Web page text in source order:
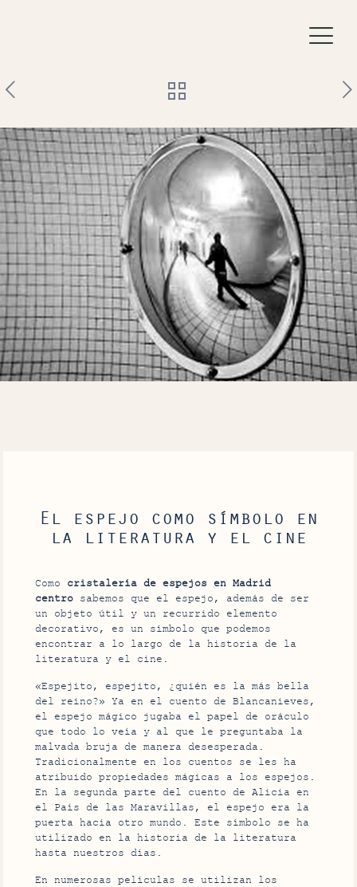
El espejo como símbolo en
la literatura y el cine
Como cristalería de espejos en Madrid
centro sabemos que el espejo, además de ser
un objeto útil y un recurrido elemento
decorativo, es un símbolo que podemos
encontrar a lo largo de la historia de la
literatura y el cine.
«Espejito, espejito, ¿quién es la más bella
del reino?» Ya en el cuento de Blancanieves,
el espejo mágico jugaba el papel de oráculo
que todo lo veía y al que le preguntaba la
malvada bruja de manera desesperada.
Tradicionalmente en los cuentos se les ha
atribuido propiedades mágicas a los espejos.
En la segunda parte del cuento de Alicia en
el País de las Maravillas, el espejo era la
puerta hacia otro mundo. Este símbolo se ha
utilizado en la historia de la literatura
hasta nuestros días.
En numerosas películas se utilizan los